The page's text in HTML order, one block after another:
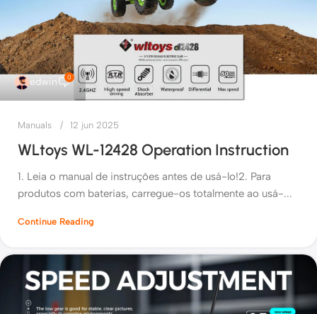
edwin 0
Manuals 12 jun 2025
WLtoys WL-12428 Operation Instruction
1. Leia o manual de instruções antes de usá-lo!2. Para
produtos com baterias, carregue-os totalmente ao usá-...
Continue Reading